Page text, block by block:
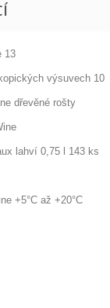
13
výsuvech 10
dřevěné rošty
lahví 0,75 l 143 ks
+5°C až +20°C